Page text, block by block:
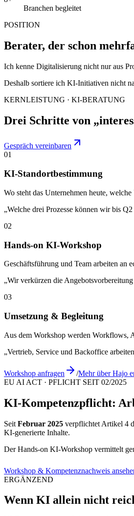
Branchen begleitet
POSITION
Berater, der schon
Ich kenne Digitalisierung nicht nur aus
Deshalb sortiere ich KI-Initiativen nicht
KERNLEISTUNG · KI-BERATUNG
Drei Schritte von
Gespräch vereinbaren
01
KI-Standortbestimmung
Wo steht das Unternehmen heute,
„Welche drei Prozesse können wir bis
02
Hands-on KI-Workshop
Geschäftsführung und Team arbeiten an
„Wir verkürzen die
03
Umsetzung & Begleitung
Aus dem Workshop werden Workflows,
„Vertrieb, Service und Backoffice
Workshop anfragen /Mehr über Hajo
EU AI ACT · PFLICHT SEIT 02/2025
KI-Kompetenzpflicht:
Seit Februar 2025 verpflichtet Artikel 4
KI-generierte Inhalte.
Der Hands-on KI-Workshop vermittelt
Workshop & Kompetenznachweis
ERGÄNZEND
Wenn KI allein nicht